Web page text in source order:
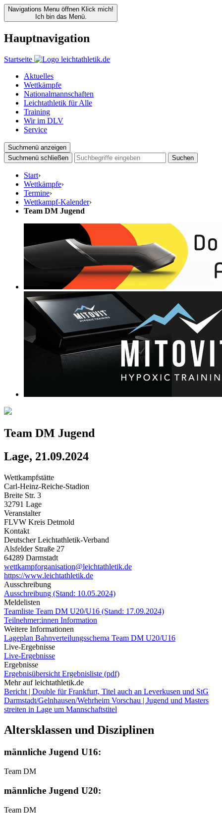
Navigations Menu öffnen Klick mich!
Ich bin das Menü.
Hauptnavigation
Startseite
Aktuelles
Wettkämpfe
Nationalmannschaften
Leichtathletik für Alle
Training
Wir im DLV
Service
Suchmenü anzeigen
Suchmenü schließen
Suchen
Start›
Wettkämpfe›
Termine›
Wettkampf-Kalender›
Team DM Jugend
Team DM Jugend
Lage, 21.09.2024
Wettkampfstätte
Carl-Heinz-Reiche-Stadion
Breite Str. 3
32791 Lage
Veranstalter
FLVW Kreis Detmold
Kontakt
Deutscher Leichtathletik-Verband
Alsfelder Straße 27
64289 Darmstadt
wettkampforganisation@leichtathletik.de
https://www.leichtathletik.de
Ausschreibung
Ausschreibung (Stand: 10.05.2024)
Meldelisten
Teamliste Team DM U20/U16 (Stand: 17.09.2024)
Teilnehmer:innen Information
Weitere Informationen
Lageplan Bahnverteilungsschema Team DM U20/U16
Live-Ergebnisse
Live-Ergebnisse
Ergebnisse
Ergebnisübersicht Ergebnisliste (pdf)
Mehr auf leichtathletik.de
Bericht | Double für Frankfurt, Titel auch an Leverkusen und StG
Darmstadt/Gelnhausen/Wehrheim Vorschau | Jugend und Masters
streiten in Lage um Mannschaftstitel
Altersklassen und Disziplinen
männliche Jugend U16:
Team DM
männliche Jugend U20:
Team DM